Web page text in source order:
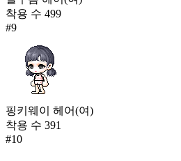
착용 수 499
#9
핑키웨이 헤어(여)
착용 수 391
#10